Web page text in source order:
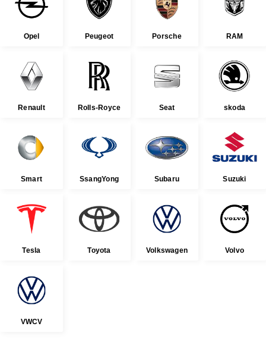
Opel Peugeot Porsche RAM
Renault Rolls-Royce Seat skoda
Smart SsangYong Subaru Suzuki
Tesla Toyota Volkswagen Volvo
VWCV